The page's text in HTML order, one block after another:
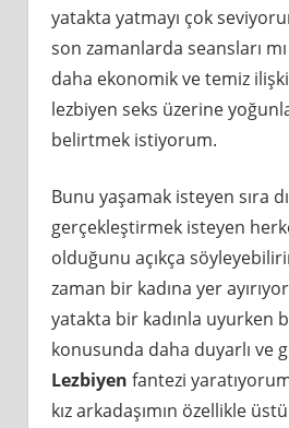
yatakta yatmayı çok
son zamanlarda seansları
daha ekonomik ve temiz
lezbiyen seks üzerine
belirtmek istiyorum.
Bunu yaşamak isteyen sıra
gerçekleştirmek isteyen
olduğunu açıkça
zaman bir kadına yer
yatakta bir kadınla uyurken
konusunda daha duyarlı ve
Lezbiyen fantezi
kız arkadaşımın özellikle